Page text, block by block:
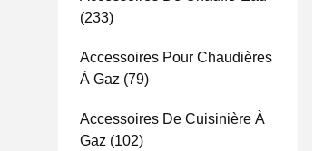
(233)
Accessoires Pour Chaudières
À Gaz (79)
Accessoires De Cuisinière À
Gaz (102)